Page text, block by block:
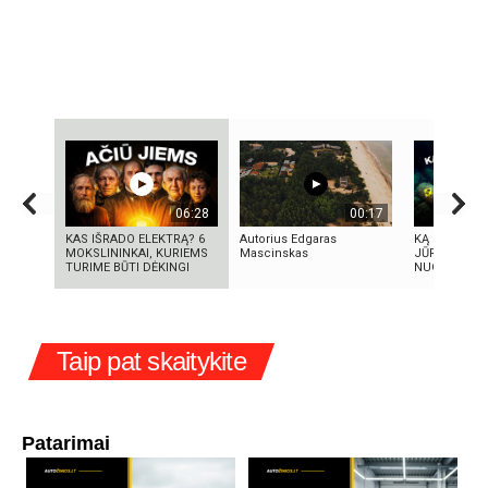
06:28
KAS IŠRADO ELEKTRĄ? 6
MOKSLININKAI, KURIEMS
TURIME BŪTI DĖKINGI
00:17
Autorius Edgaras
Mascinskas
KĄ SLEPIA
JŪRA? 5
Taip pat skaitykite
Patarimai